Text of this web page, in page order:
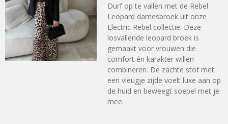
Durf op te vallen met de Rebel
Leopard damesbroek uit onze
Electric Rebel collectie. Deze
losvallende leopard broek is
gemaakt voor vrouwen die
comfort én karakter willen
combineren. De zachte stof met
een vleugje zijde voelt luxe aan op
de huid en beweegt soepel met je
mee.